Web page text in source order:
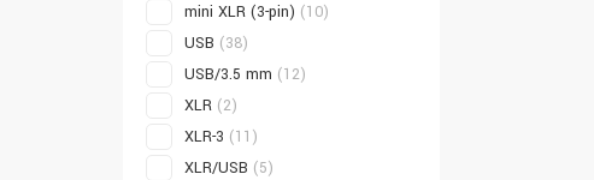
mini XLR (3-pin) (10)
USB (38)
USB/3.5 mm (12)
XLR (2)
XLR-3 (11)
XLR/USB (5)